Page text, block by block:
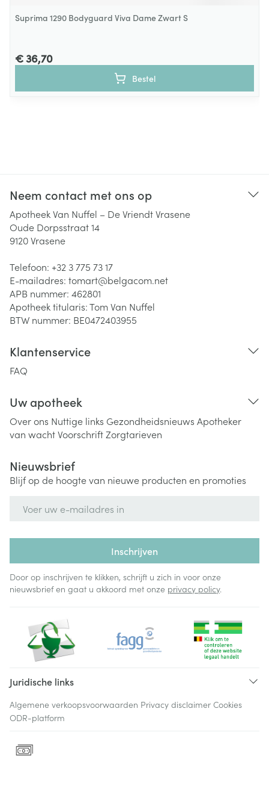
Suprima 1290 Bodyguard Viva Dame Zwart S
€ 36,70
Bestel
Neem contact met ons op
Apotheek Van Nuffel – De Vriendt Vrasene
Oude Dorpsstraat 14
9120Vrasene
Telefoon: +32 3 775 73 17
E-mailadres: tomart@belgacom.net
APB nummer: 462801
Apotheek titularis:Tom Van Nuffel
BTW nummer: BE0472403955
Klantenservice
FAQ
Uw apotheek
Over ons Nuttige links Gezondheidsnieuws Apotheker
van wachtVoorschriftZorgtarieven
Nieuwsbrief
Blijf op de hoogte van nieuwe producten en promoties
Inschrijven
Door op inschrijven te klikken, schrijft u zich in voor onze
nieuwsbrief en gaat u akkoord met onze privacy policy.
Juridische links
Algemene verkoopsvoorwaarden Privacy disclaimer Cookies
ODR-platform